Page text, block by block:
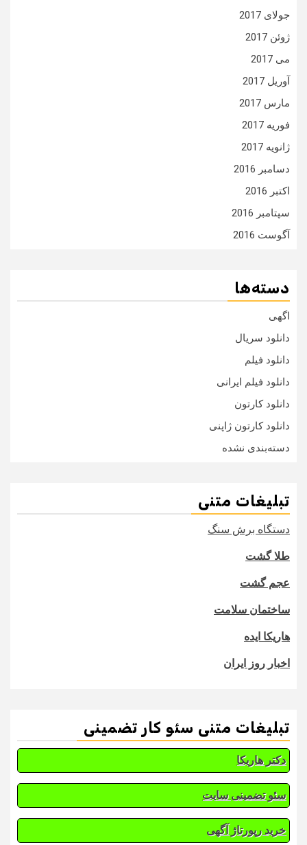
جولای 2017
ژوئن 2017
می 2017
آوریل 2017
مارس 2017
فوریه 2017
ژانویه 2017
دسامبر 2016
اکتبر 2016
سپتامبر 2016
آگوست 2016
دسته‌ها
اگهی
دانلود سریال
دانلود فیلم
دانلود فیلم ایرانی
دانلود کارتون
دانلود کارتون ژاپنی
دسته‌بندی نشده
تبلیغات متنی
دستگاه برش سنگ
طلا گشت
عجم گشت
ساختمان سلامت
هاریکا ایده
اخبار روز ایران
تبلیغات متنی سئو کار تضمینی
دکتر هاریکا
سئو تضمینی سایت
خرید رپورتاژ آگهی